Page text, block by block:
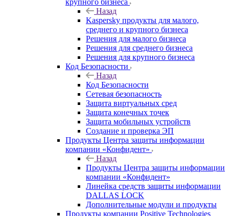
крупного бизнеса
Назад
Kaspersky продукты для малого,
среднего и крупного бизнеса
Решения для малого бизнеса
Решения для среднего бизнеса
Решения для крупного бизнеса
Код Безопасности
Назад
Код Безопасности
Сетевая безопасность
Защита виртуальных сред
Защита конечных точек
Защита мобильных устройств
Создание и проверка ЭП
Продукты Центра защиты информации
компании «Конфидент»
Назад
Продукты Центра защиты информации
компании «Конфидент»
Линейка средств защиты информации
DALLAS LOCK
Дополнительные модули и продукты
Продукты компании Positive Technologies